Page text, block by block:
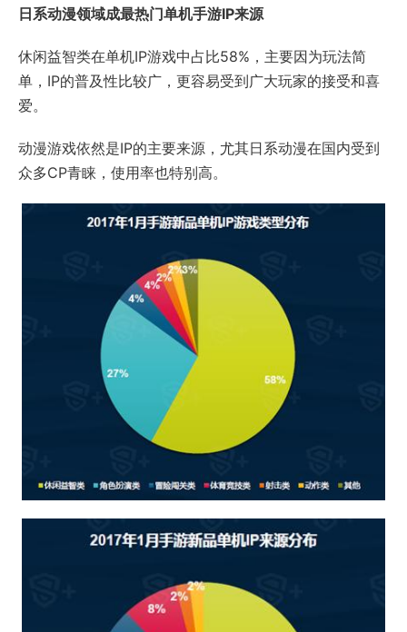
日系动漫领域成最热门单机手游IP来源
休闲益智类在单机IP游戏中占比58%，主要因为玩法简
单，IP的普及性比较广，更容易受到广大玩家的接受和喜
爱。
动漫游戏依然是IP的主要来源，尤其日系动漫在国内受到
众多CP青睐，使用率也特别高。